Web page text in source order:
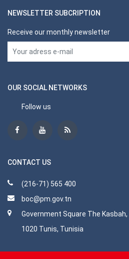
NEWSLETTER SUBCRIPTION
Receive our monthly newsletter
OUR SOCIAL NETWORKS
Follow us
CONTACT US
(216-71) 565 400
boc@pm.gov.tn
Government Square The Kasbah,
1020 Tunis, Tunisia